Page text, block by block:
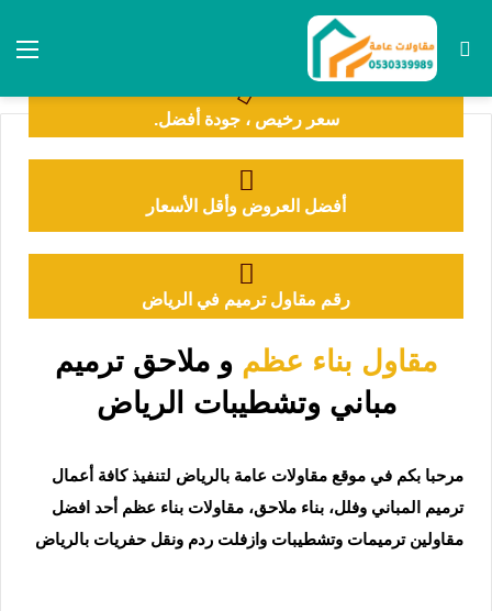
مقاولات عامة
زفلتة وردم الطرقات
0530339989
سعر رخيص ، جودة أفضل.
أفضل العروض وأقل الأسعار
رقم مقاول ترميم في الرياض
مقاول بناء عظم و ملاحق ترميم
مباني وتشطيبات الرياض
مرحبا بكم في موقع مقاولات عامة بالرياض لتنفيذ كافة أعمال
ترميم المباني وفلل، بناء ملاحق، مقاولات بناء عظم أحد افضل
مقاولين ترميمات وتشطيبات وازفلت ردم ونقل حفريات بالرياض